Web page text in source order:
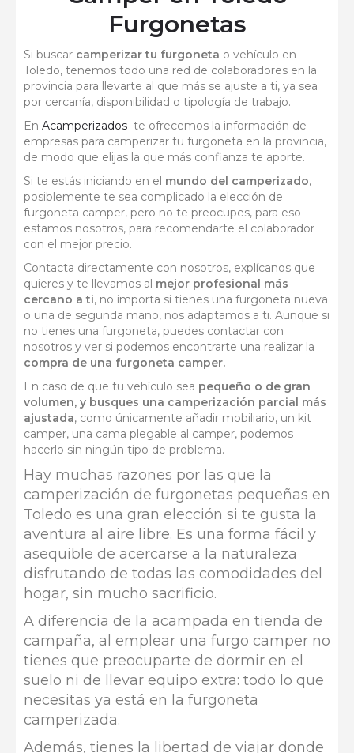
Furgonetas
Si buscar camperizar tu furgoneta o vehículo en
Toledo, tenemos todo una red de colaboradores en la
provincia para llevarte al que más se ajuste a ti, ya sea
por cercanía, disponibilidad o tipología de trabajo.
En Acamperizados te ofrecemos la información de
empresas para camperizar tu furgoneta en la provincia,
de modo que elijas la que más confianza te aporte.
Si te estás iniciando en el mundo del camperizado,
posiblemente te sea complicado la elección de
furgoneta camper, pero no te preocupes, para eso
estamos nosotros, para recomendarte el colaborador
con el mejor precio.
Contacta directamente con nosotros, explícanos que
quieres y te llevamos al mejor profesional más
cercano a ti, no importa si tienes una furgoneta nueva
o una de segunda mano, nos adaptamos a ti. Aunque si
no tienes una furgoneta, puedes contactar con
nosotros y ver si podemos encontrarte una realizar la
compra de una furgoneta camper.
En caso de que tu vehículo sea pequeño o de gran
volumen, y busques una camperización parcial más
ajustada, como únicamente añadir mobiliario, un kit
camper, una cama plegable al camper, podemos
hacerlo sin ningún tipo de problema.
Hay muchas razones por las que la
camperización de furgonetas pequeñas en
Toledo es una gran elección si te gusta la
aventura al aire libre. Es una forma fácil y
asequible de acercarse a la naturaleza
disfrutando de todas las comodidades del
hogar, sin mucho sacrificio.
A diferencia de la acampada en tienda de
campaña, al emplear una furgo camper no
tienes que preocuparte de dormir en el
suelo ni de llevar equipo extra: todo lo que
necesitas ya está en la furgoneta
camperizada.
Además, tienes la libertad de viajar donde